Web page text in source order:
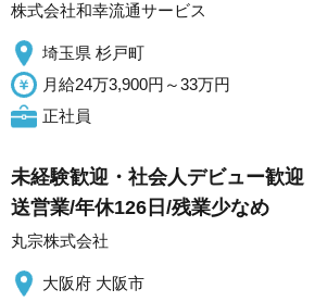
株式会社和幸流通サービス
埼玉県 杉戸町
月給24万3,900円～33万円
正社員
未経験歓迎・社会人デビュー歓迎
送営業/年休126日/残業少なめ
丸宗株式会社
大阪府 大阪市